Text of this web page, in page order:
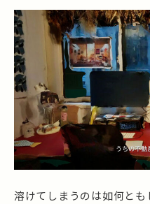
溶けてしまうのは如何と